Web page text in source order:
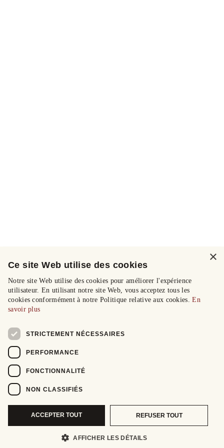
×
Ce site Web utilise des cookies
Notre site Web utilise des cookies pour améliorer l'expérience
utilisateur. En utilisant notre site Web, vous acceptez tous les
cookies conformément à notre Politique relative aux cookies.En
savoir plus
STRICTEMENT NÉCESSAIRES
PERFORMANCE
FONCTIONNALITÉ
NON CLASSIFIÉS
ACCEPTER TOUT REFUSER TOUT
AFFICHER LES DÉTAILS